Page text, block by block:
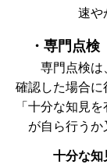
速やか
・専門点検
専門 点検
確認した場合に
「十分な知見を
が自ら行うか
十分な知